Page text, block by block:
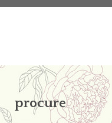
procure